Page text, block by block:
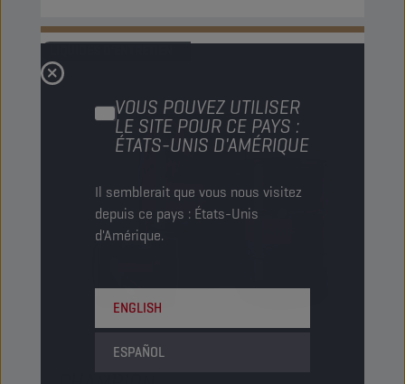
VOUS POUVEZ UTILISER
LE SITE POUR CE PAYS :
ÉTATS-UNIS D'AMÉRIQUE
Il semblerait que vous nous visitez
depuis ce pays : États-Unis
d'Amérique.
ENGLISH
ESPAÑOL